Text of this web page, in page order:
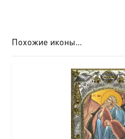
Похожие иконы…